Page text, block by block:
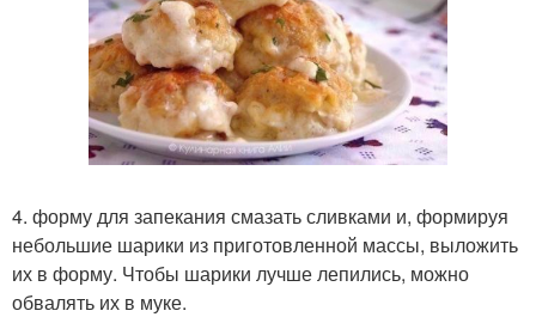
4. форму для запекания смазать сливками и, формируя
небольшие шарики из приготовленной массы, выложить
их в форму. Чтобы шарики лучше лепились, можно
обвалять их в муке.